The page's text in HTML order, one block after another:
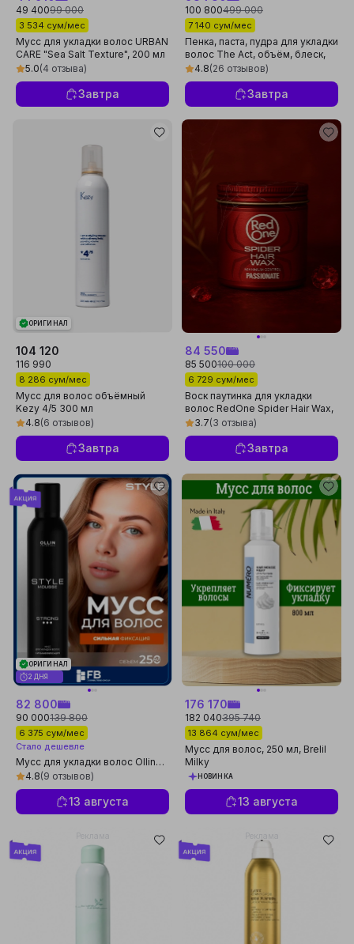
49 40099 000
3 534 сум/мес
Мусс для укладки волос URBAN
CARE "Sea Salt Texture", 200 мл
5.0(4 отзыва)
Завтра
100 800499 000
7 140 сум/мес
Пенка, паста, пудра для укладки
волос The Act, объём, блеск,
фиксация, текстурированные
4.8(26 отзывов)
Завтра
ОРИГИНАЛ
104 120
116 990
8 286 сум/мес
Мусс для волос объёмный
Kezy 4/5 300 мл
4.8(6 отзывов)
Завтра
84 550
85 500100 000
6 729 сум/мес
Воск паутинка для укладки
волос RedOne Spider Hair Wax,
100 мл
3.7(3 отзыва)
Завтра
ОРИГИНАЛ
2 ДНЯ
82 800
90 000139 800
6 375 сум/мес
Стало дешевле
Мусс для укладки волос Ollin
Professional Style объем и
фиксация сильная/средняя, 250
4.8(9 отзывов)
13 августа
176 170
182 040395 740
13 864 сум/мес
Мусс для волос, 250 мл, Brelil
Milky
НОВИНКА
13 августа